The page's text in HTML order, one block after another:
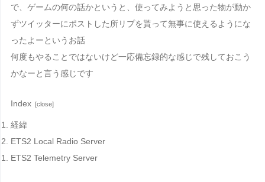
で、ゲームの何の話かというと、使ってみようと思った物が動か
ずツイッターにポストした所リプを貰って無事に使えるようにな
ったよーというお話
何度もやることではないけど一応備忘録的な感じで残しておこう
かなーと言う感じです
Index
経緯
ETS2 Local Radio Server
ETS2 Telemetry Server